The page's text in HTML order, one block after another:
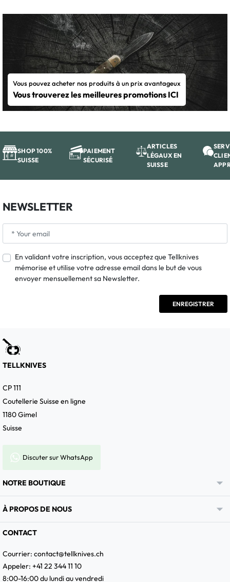
Vous pouvez acheter nos produits à un prix avantageux
Vous trouverez les meilleures promotions ICI
SHOP 100%
SUISSE
PAIEMENT
SÉCURISÉ
ARTICLES
LÉGAUX EN
SUISSE
NEWSLETTER
En validant votre inscription, vous acceptez que Tellknives
mémorise et utilise votre adresse email dans le but de vous
envoyer mensuellement sa Newsletter.
TELLKNIVES
CP 111
Coutellerie Suisse en ligne
1180 Gimel
Suisse
Discuter sur WhatsApp
NOTRE BOUTIQUE 
À PROPOS DE NOUS 
CONTACT
Courrier: contact@tellknives.ch
Appeler: +41 22 344 11 10
8:00-16:00 du lundi au vendredi